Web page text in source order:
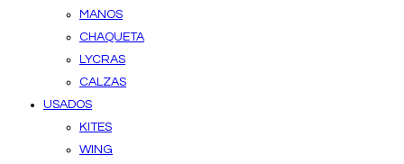
MANOS
CHAQUETA
LYCRAS
CALZAS
USADOS
KITES
WING